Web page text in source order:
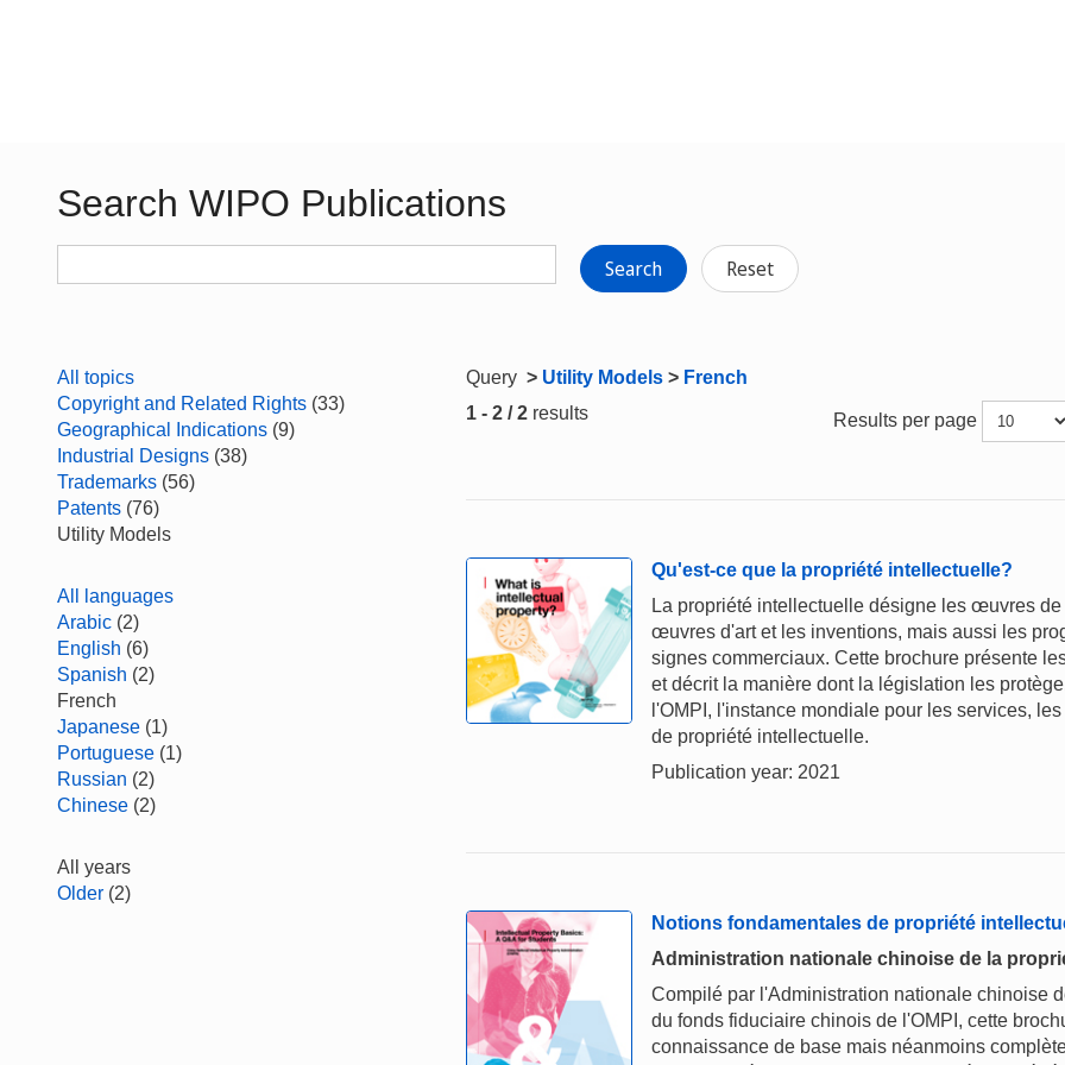
Search WIPO Publications
Search Reset
All topics
Copyright and Related Rights (33)
Geographical Indications (9)
Industrial Designs (38)
Trademarks (56)
Patents (76)
Utility Models
All languages
Arabic (2)
English (6)
Spanish (2)
French
Japanese (1)
Portuguese (1)
Russian (2)
Chinese (2)
All years
Older (2)
Query > Utility Models > French
1 - 2 / 2 results Results per page
Qu'est-ce que la propriété intellectuelle?
La propriété intellectuelle désigne les œuvres
œuvres d'art et les inventions, mais aussi les
signes commerciaux. Cette brochure présente
et décrit la manière dont la législation les
l'OMPI, l'instance mondiale pour les services,
de propriété intellectuelle.
Publication year: 2021
Notions fondamentales de propriété
Administration nationale chinoise de la
Compilé par l'Administration nationale chinoise
du fonds fiduciaire chinois de l'OMPI, cette
connaissance de base mais néanmoins